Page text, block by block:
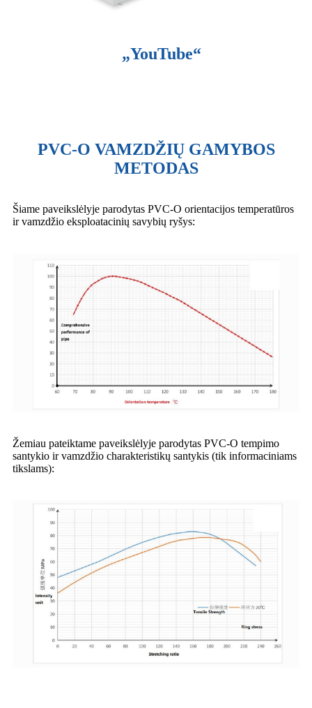
„YouTube“
PVC-O VAMZDŽIŲ GAMYBOS
METODAS
Šiame paveikslėlyje parodytas PVC-O orientacijos temperatūros
ir vamzdžio eksploatacinių savybių ryšys:
Žemiau pateiktame paveikslėlyje parodytas PVC-O tempimo
santykio ir vamzdžio charakteristikų santykis (tik informaciniams
tikslams):